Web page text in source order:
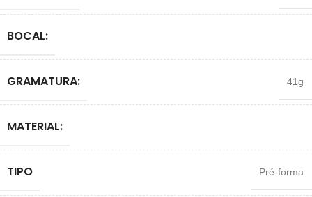
BOCAL:
GRAMATURA: 41g
MATERIAL:
TIPO Pré-forma